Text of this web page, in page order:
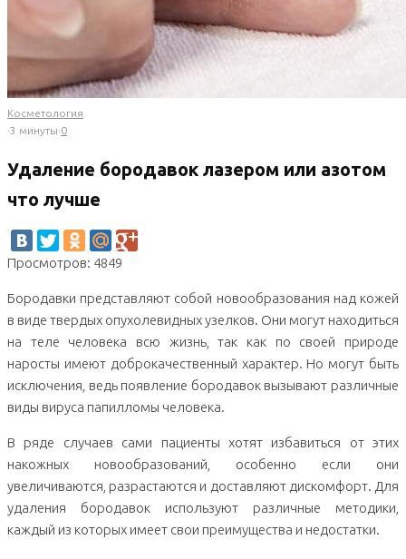
Косметология
·3 минуты·0
Удаление бородавок лазером или азотом
что лучше
Просмотров: 4849
Бородавки представляют собой новообразования над кожей
в виде твердых опухолевидных узелков. Они могут находиться
на теле человека всю жизнь, так как по своей природе
наросты имеют доброкачественный характер. Но могут быть
исключения, ведь появление бородавок вызывают различные
виды вируса папилломы человека.
В ряде случаев сами пациенты хотят избавиться от этих
накожных новообразований, особенно если они
увеличиваются, разрастаются и доставляют дискомфорт. Для
удаления бородавок используют различные методики,
каждый из которых имеет свои преимущества и недостатки.